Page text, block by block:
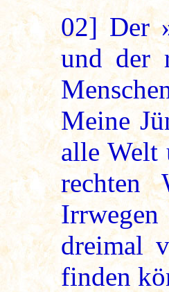
02]Der
und der
Meine
alle Welt
dreimal
finden